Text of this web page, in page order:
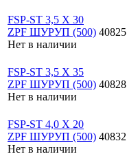
FSP-ST 3,5 X 30
ZPF ШУРУП (500)
Нет в наличии
40825
FSP-ST 3,5 X 35
ZPF ШУРУП (500)
Нет в наличии
40828
FSP-ST 4,0 X 20
ZPF ШУРУП (500)
Нет в наличии
40832